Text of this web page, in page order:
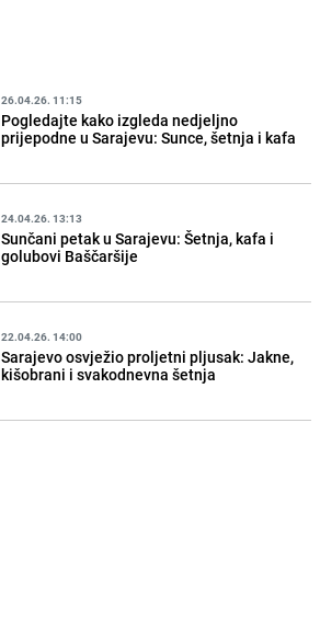
26.04.26. 11:15
Pogledajte kako izgleda nedjeljno
prijepodne u Sarajevu: Sunce, šetnja i kafa
24.04.26. 13:13
Sunčani petak u Sarajevu: Šetnja, kafa i
golubovi Baščaršije
22.04.26. 14:00
Sarajevo osvježio proljetni pljusak: Jakne,
kišobrani i svakodnevna šetnja